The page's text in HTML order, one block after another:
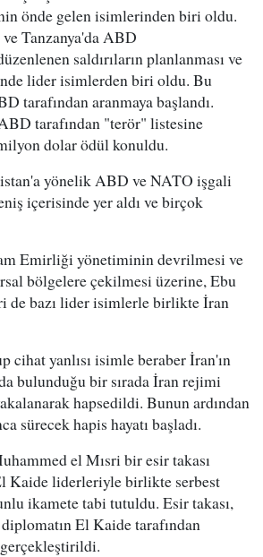
önde gelen isimlerinden biri oldu.
ve Tanzanya'da ABD
saldırıların planlanması ve
lider isimlerden biri oldu. Bu
tarafından aranmaya başlandı.
tarafından "terör" listesine
dolar ödül konuldu.
yönelik ABD ve NATO işgali
içerisinde yer aldı ve birçok
Emirliği yönetiminin devrilmesi ve
bölgelere çekilmesi üzerine, Ebu
de bazı lider isimlerle birlikte İran
cihat yanlısı isimle beraber İran'ın
bulunduğu bir sırada İran rejimi
hapsedildi. Bunun ardından
sürecek hapis hayatı başladı.
el Mısri bir esir takası
Kaide liderleriyle birlikte serbest
ikamete tabi tutuldu. Esir takası,
El Kaide tarafından
gerçekleştirildi.